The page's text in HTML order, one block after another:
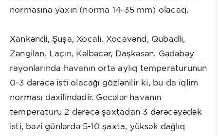
normasına yaxın (norma 14-35 mm) olacaq.
Xankəndi, Şuşa, Xocalı, Xocavənd, Qubadlı,
Zəngilan, Laçın, Kəlbəcər, Daşkəsən, Gədəbəy
rayonlarında havanın orta aylıq temperaturunun
0-3 dərəcə isti olacağı gözlənilir ki, bu da iqlim
norması daxilindədir. Gecələr havanın
temperaturu 2 dərəcə şaxtadan 3 dərəcəyədək
isti, bəzi günlərdə 5-10 şaxta, yüksək dağlıq